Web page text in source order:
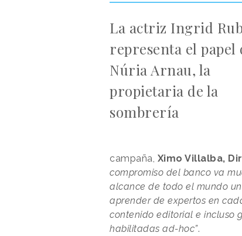
La actriz Ingrid
representa el papel
Núria Arnau, la
propietaria de la
sombrería
campaña, Ximo Villalba,
compromiso del banco va
alcance de todo el mundo
aprender de expertos en
contenido editorial e incluso
habilitadas ad-hoc”.